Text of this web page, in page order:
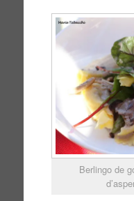
Berlingo de